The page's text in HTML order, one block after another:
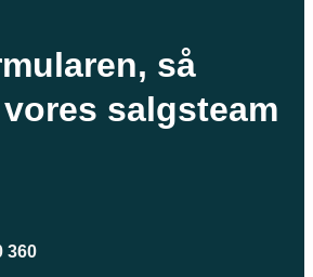
så
salgsteam
360